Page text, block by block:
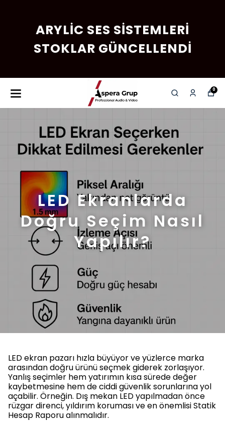
ARYLIC SES SISTEMLERI
STOKLAR GÜNCELLENDI
0
LED Ekranlarda
Doğru Seçim Nasıl
Yapılır?
LED ekran pazarı hızla büyüyor ve yüzlerce marka
arasından doğru ürünü seçmek giderek zorlaşıyor.
Yanlış seçimler hem yatırımın kısa sürede değer
kaybetmesine hem de ciddi güvenlik sorunlarına yol
açabilir. Örneğin. Dış mekan LED yapılmadan önce
rüzgar direnci, yıldırım koruması ve en önemlisi Statik
Hesap Raporu alınmalıdır.